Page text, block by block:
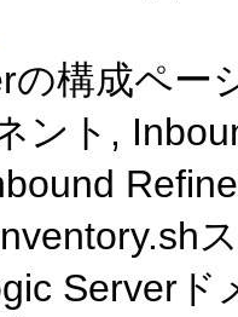
の構成ペー
ント,
Server